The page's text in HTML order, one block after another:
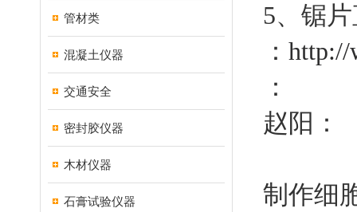
管材类
混凝土仪器
交通安全
密封胶仪器
木材仪器
石膏试验仪器
5、锯
： http://
：
赵阳：
制作细